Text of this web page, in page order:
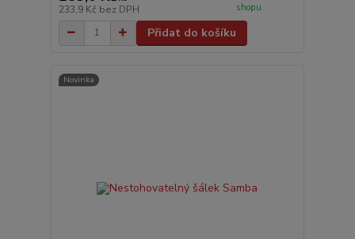
233,9 Kč bez DPH
shopu
Přidat do košíku
Novinka